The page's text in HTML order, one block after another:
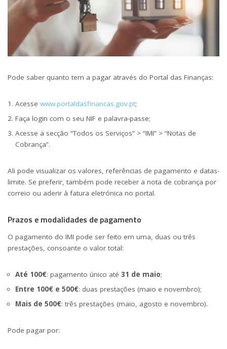
Pode saber quanto tem a pagar através do Portal das Finanças:
Acesse www.portaldasfinancas.gov.pt;
Faça login com o seu NIF e palavra-passe;
Acesse a secção “Todos os Serviços” > “IMI” > “Notas de
Cobrança”.
Ali pode visualizar os valores, referências de pagamento e datas-
limite. Se preferir, também pode receber a nota de cobrança por
correio ou aderir à fatura eletrónica no portal.
Prazos e modalidades de pagamento
O pagamento do IMI pode ser feito em uma, duas ou três
prestações, consoante o valor total:
Até 100€: pagamento único até 31 de maio;
Entre 100€ e 500€: duas prestações (maio e novembro);
Mais de 500€: três prestações (maio, agosto e novembro).
Pode pagar por: